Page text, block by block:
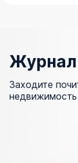
Журнал
Заходите
недвижимость